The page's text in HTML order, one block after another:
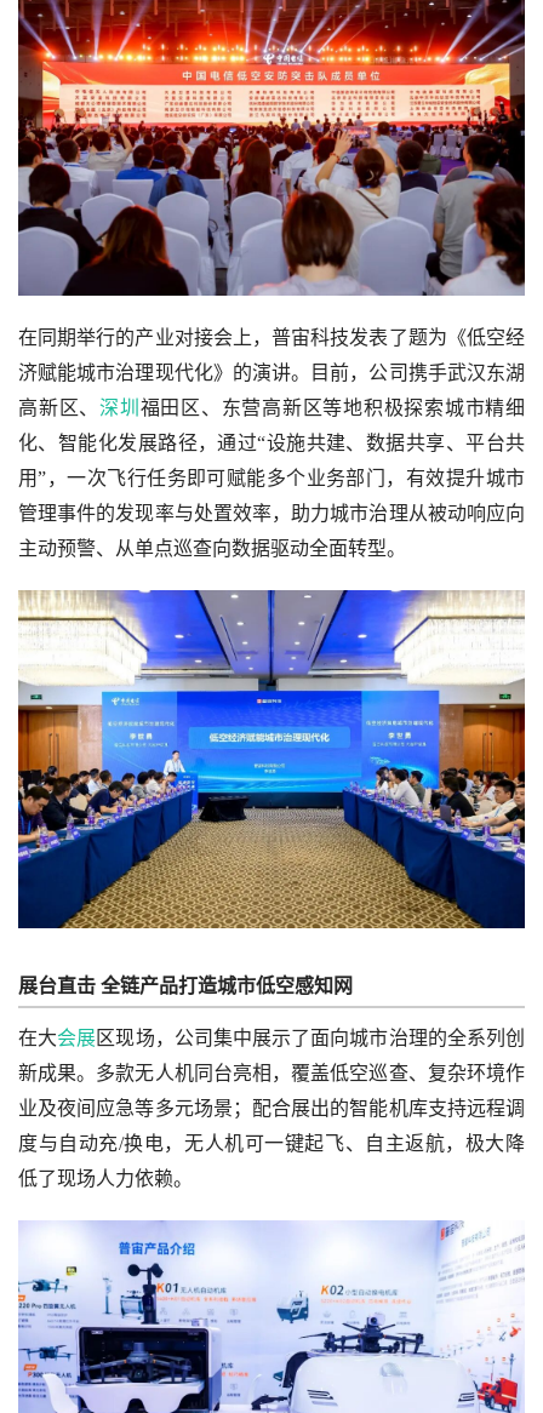
在同期举行的产业对接会上，普宙科技发表了题为《低空经
济赋能城市治理现代化》的演讲。目前，公司携手武汉东湖
高新区、 深圳 福田区、东营高新区等地积极探索城市精细
化、智能化发展路径，通过“设施共建、数据共享、平台共
用”，一次飞行任务即可赋能多个业务部门，有效提升城市
管理事件的发现率与处置效率，助力城市治理从被动响应向
主动预警、从单点巡查向数据驱动全面转型。
展台直击 全链产品打造城市低空感知网
在大会展区现场，公司集中展示了面向城市治理的全系列创
新成果。多款无人机同台亮相，覆盖低空巡查、复杂环境作
业及夜间应急等多元场景；配合展出的智能机库支持远程调
度与自动充/换电，无人机可一键起飞、自主返航，极大降
低了现场人力依赖。